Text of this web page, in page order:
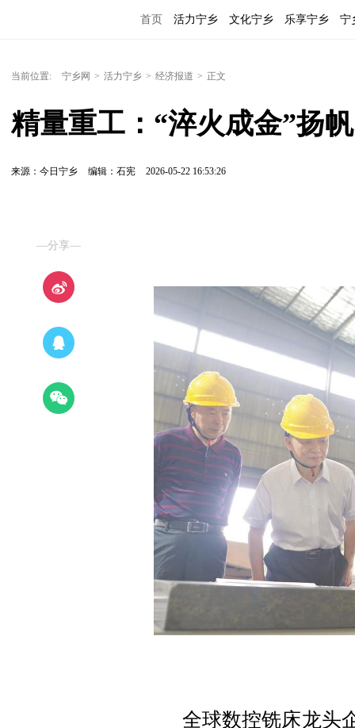
首页 活力宁乡 文化宁乡 乐享宁乡 宁
当前位置: 宁乡网 > 活力宁乡 > 经济报道 > 正文
精量重工：“淬火成金”扬
来源：今日宁乡 编辑：石宪 2026-05-22 16:53:26
—分享—
全球数控铣床龙头